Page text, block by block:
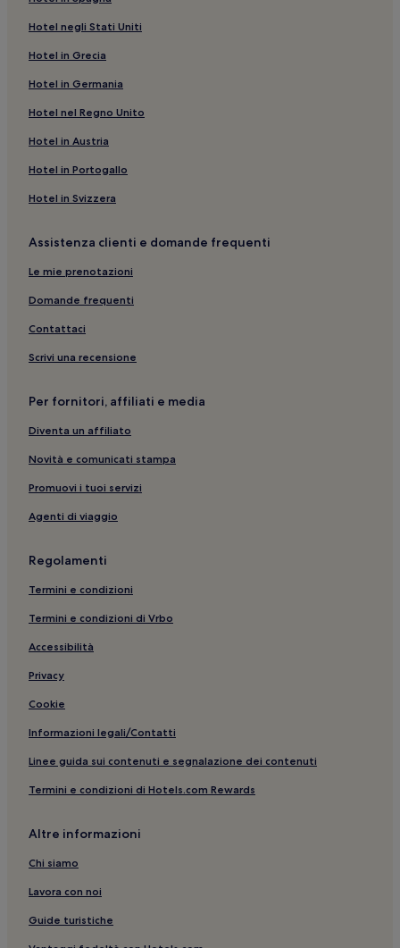
Hotel negli Stati Uniti
Hotel in Grecia
Hotel in Germania
Hotel nel Regno Unito
Hotel in Austria
Hotel in Portogallo
Hotel in Svizzera
Assistenza clienti e domande frequenti
Le mie prenotazioni
Domande frequenti
Contattaci
Scrivi una recensione
Per fornitori, affiliati e media
Diventa un affiliato
Novità e comunicati stampa
Promuovi i tuoi servizi
Agenti di viaggio
Regolamenti
Termini e condizioni
Termini e condizioni di Vrbo
Accessibilità
Privacy
Cookie
Informazioni legali/Contatti
Linee guida sui contenuti e segnalazione dei contenuti
Termini e condizioni di Hotels.com Rewards
Altre informazioni
Chi siamo
Lavora con noi
Guide turistiche